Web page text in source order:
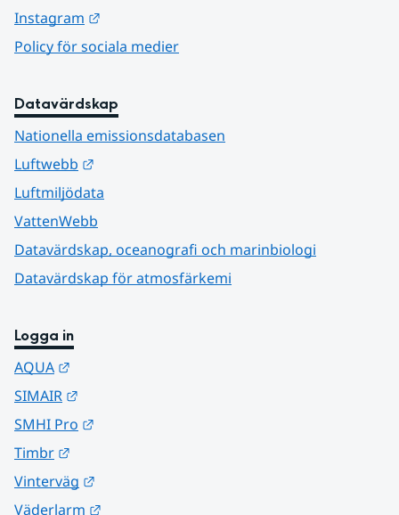
Instagram
Policy för sociala medier
Datavärdskap
Nationella emissionsdatabasen
Luftwebb
Luftmiljödata
VattenWebb
Datavärdskap, oceanografi och marinbiologi
Datavärdskap för atmosfärkemi
Logga in
AQUA
SIMAIR
SMHI Pro
Timbr
Vinterväg
Väderlarm